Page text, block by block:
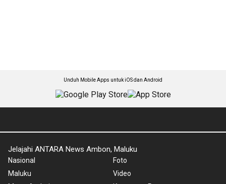
Unduh Mobile Apps untuk iOS dan Android
Jelajahi ANTARA News Ambon, Maluku
Nasional
Maluku
Foto
Video